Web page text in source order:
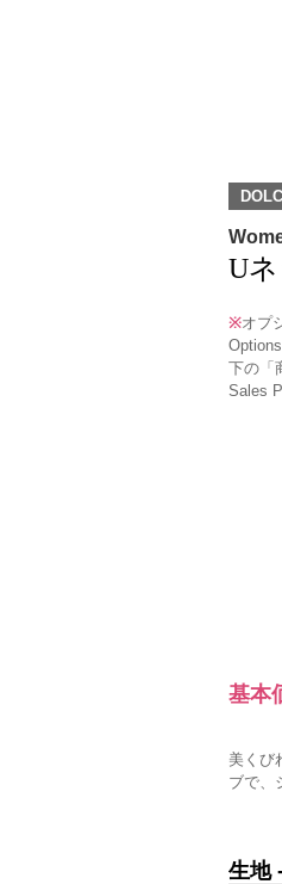
U
※オプ
下の「
Sales
基本
美くび
ブで、
生地